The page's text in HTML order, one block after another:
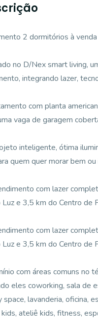
2 dormitórios à
no D/Nex smart living,
integrando lazer,
com planta
vaga de garagem
inteligente, ótima
quem quer morar bem
com lazer
Luz e 3,5 km do Centro de
com lazer
Luz e 3,5 km do Centro de
com áreas comuns no
eles coworking, sala de
space, lavanderia, oficina,
ateliê kids, fitness,